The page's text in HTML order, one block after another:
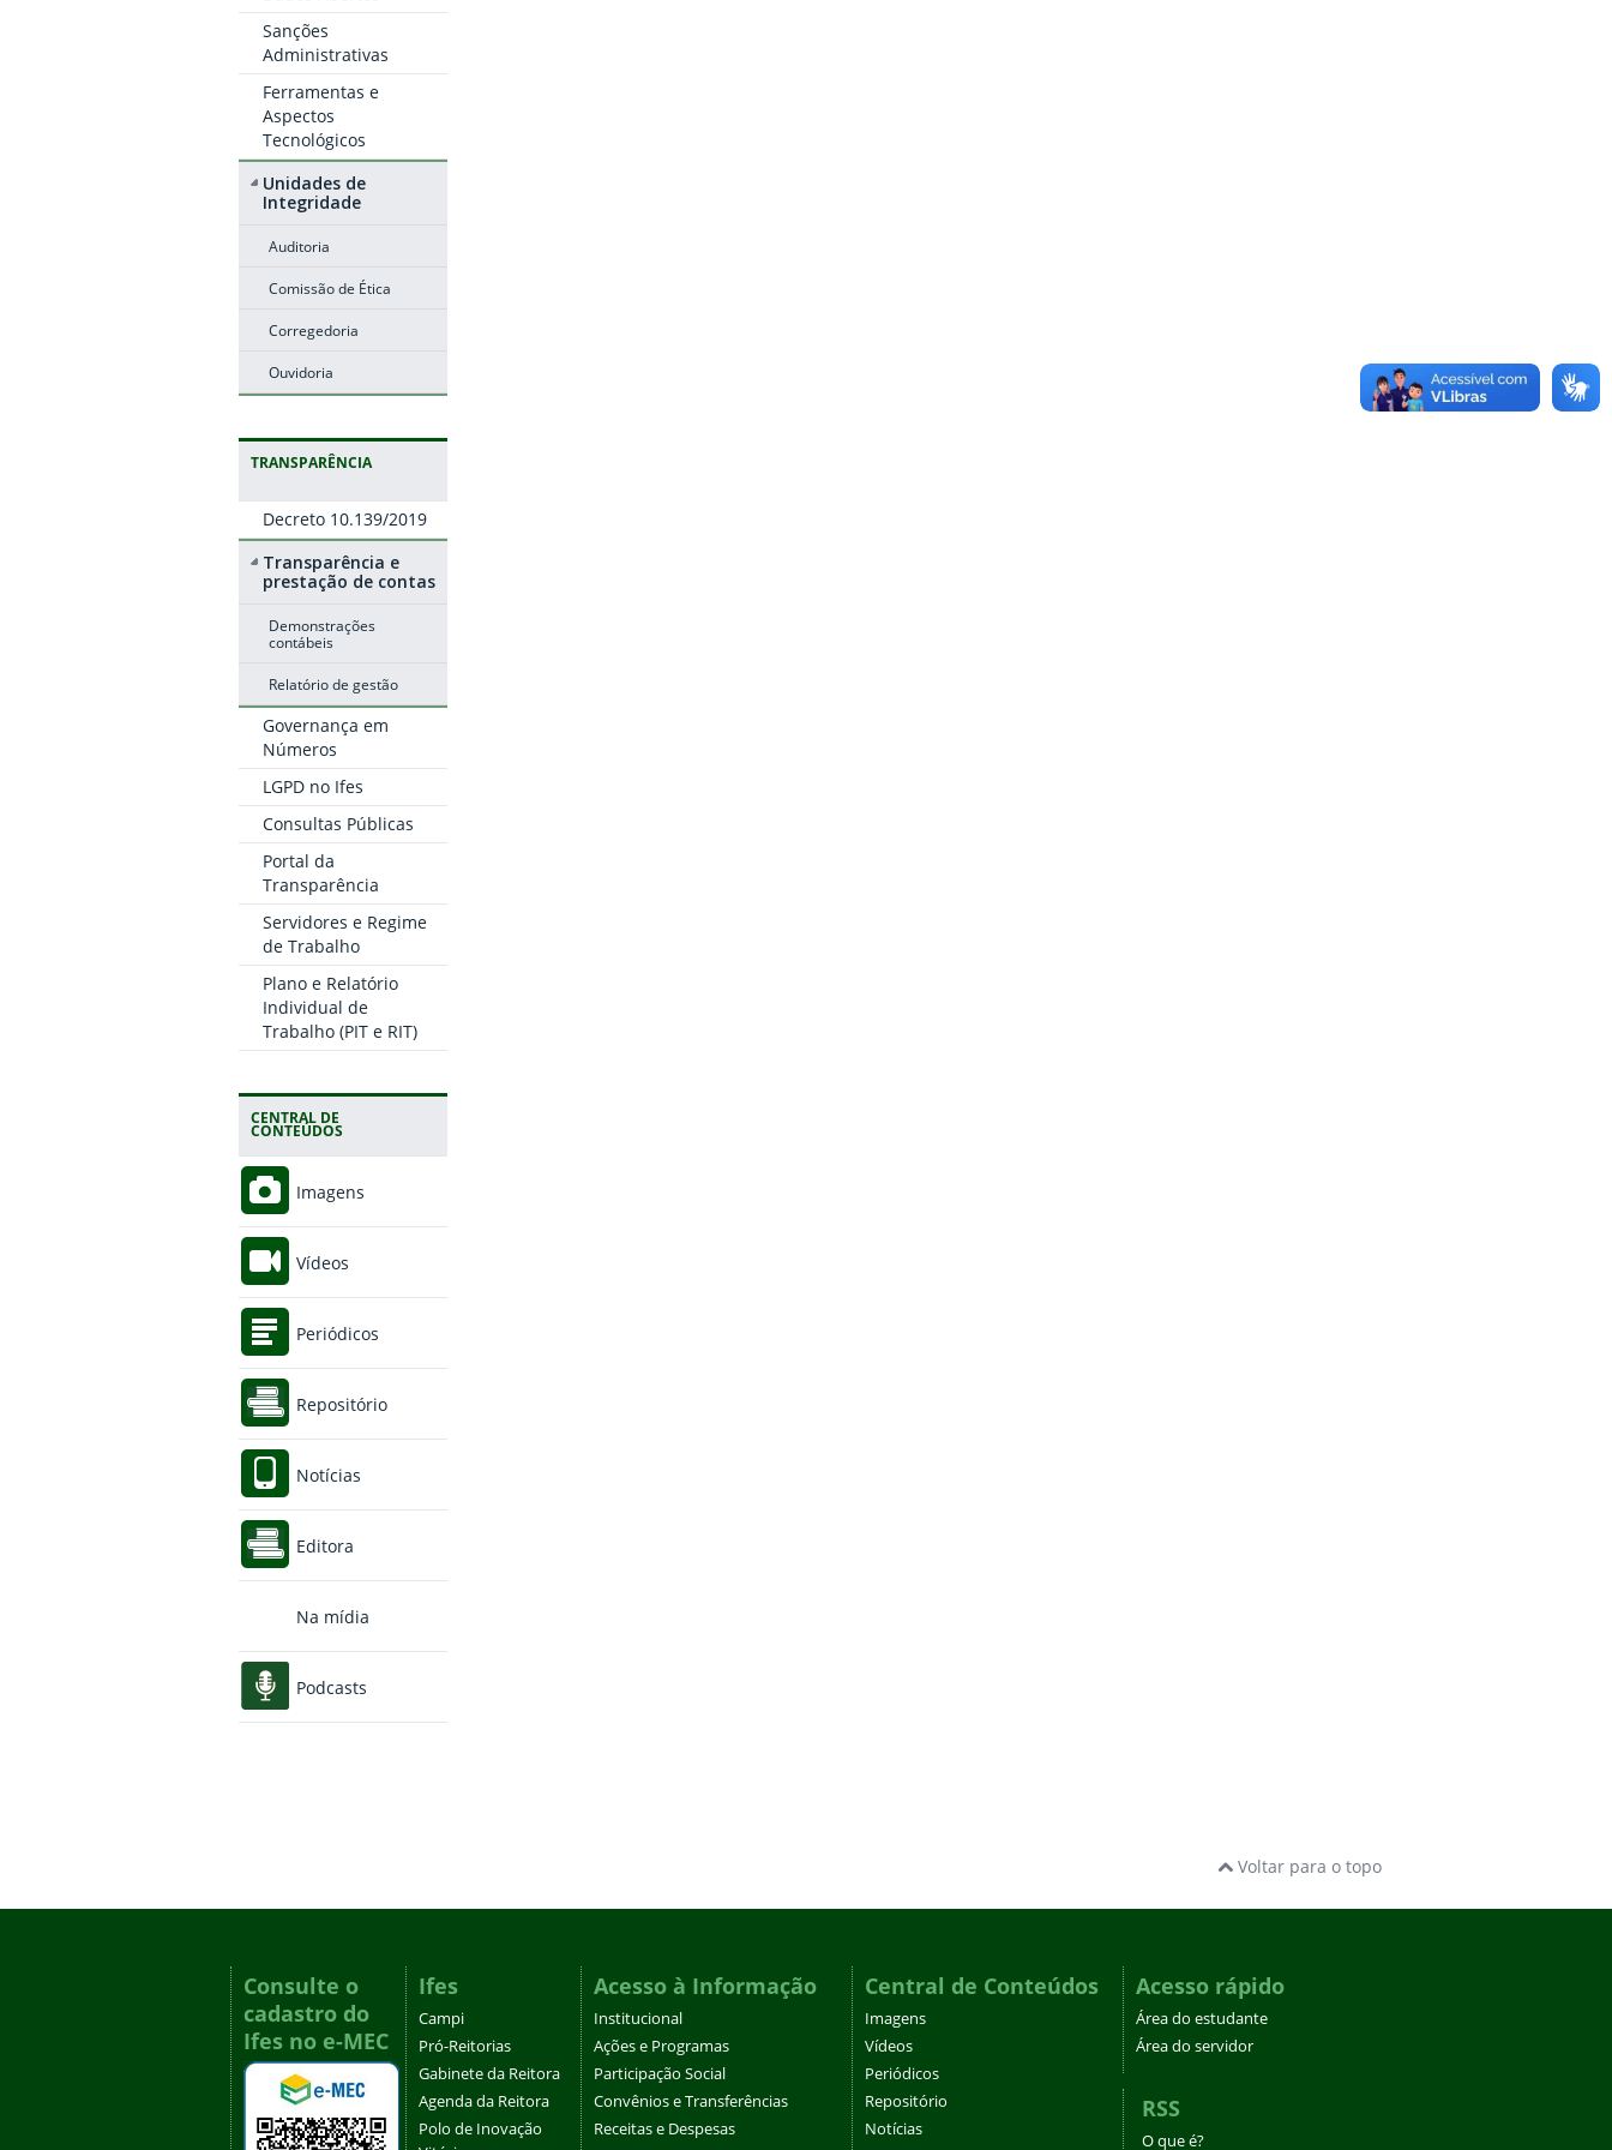
Sanções
Administrativas
Ferramentas e
Aspectos
Tecnológicos
Unidades de
Integridade
Auditoria
Comissão de Ética
Corregedoria
Ouvidoria
TRANSPARÊNCIA
Decreto 10.139/2019
Transparência e
prestação de contas
Demonstrações
contábeis
Relatório de gestão
Governança em
Números
LGPD no Ifes
Consultas Públicas
Portal da
Transparência
Servidores e Regime
de Trabalho
Plano e Relatório
Individual de
Trabalho (PIT e RIT)
CENTRAL DE
CONTEÚDOS
Imagens
Vídeos
Periódicos
Repositório
Notícias
Editora
Na mídia
Podcasts
Voltar para o topo
Consulte o
cadastro do
Ifes no e-MEC
Ifes
Campi
Pró-Reitorias
Gabinete da Reitora
Agenda da Reitora
Polo de Inovação
Acesso à Informação
Institucional
Ações e Programas
Participação Social
Convênios e Transferências
Receitas e Despesas
Central de Conteúdos
Imagens
Vídeos
Periódicos
Repositório
Notícias
Acesso rápido
Área do estudante
Área do servidor
RSS
O que é?